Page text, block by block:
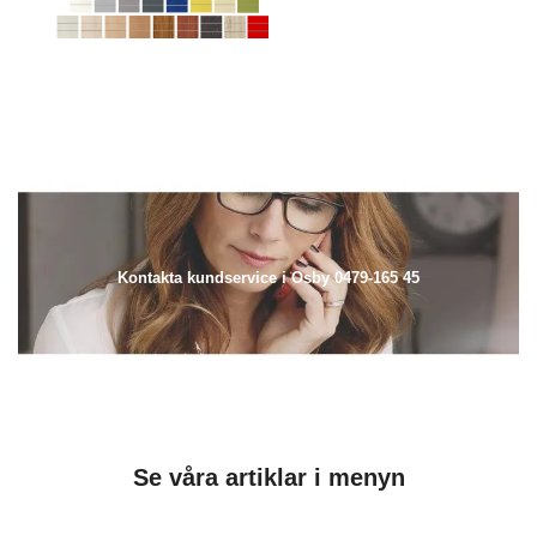
Kontakta kundservice i Osby 0479-165 45
Se våra artiklar i menyn